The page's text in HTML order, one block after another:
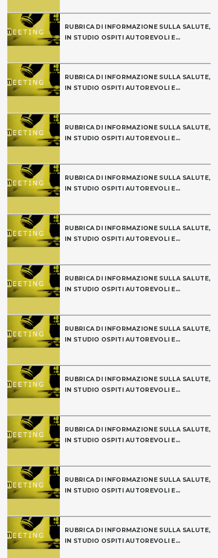
RUBRICA DI INFORMAZIONE SULLA SALUTE,
IN STUDIO OSPITI AUTOREVOLI E...
RUBRICA DI INFORMAZIONE SULLA SALUTE,
IN STUDIO OSPITI AUTOREVOLI E...
RUBRICA DI INFORMAZIONE SULLA SALUTE,
IN STUDIO OSPITI AUTOREVOLI E...
RUBRICA DI INFORMAZIONE SULLA SALUTE,
IN STUDIO OSPITI AUTOREVOLI E...
RUBRICA DI INFORMAZIONE SULLA SALUTE,
IN STUDIO OSPITI AUTOREVOLI E...
RUBRICA DI INFORMAZIONE SULLA SALUTE,
IN STUDIO OSPITI AUTOREVOLI E...
RUBRICA DI INFORMAZIONE SULLA SALUTE,
IN STUDIO OSPITI AUTOREVOLI E...
RUBRICA DI INFORMAZIONE SULLA SALUTE,
IN STUDIO OSPITI AUTOREVOLI E...
RUBRICA DI INFORMAZIONE SULLA SALUTE,
IN STUDIO OSPITI AUTOREVOLI E...
RUBRICA DI INFORMAZIONE SULLA SALUTE,
IN STUDIO OSPITI AUTOREVOLI E...
RUBRICA DI INFORMAZIONE SULLA SALUTE,
IN STUDIO OSPITI AUTOREVOLI E...